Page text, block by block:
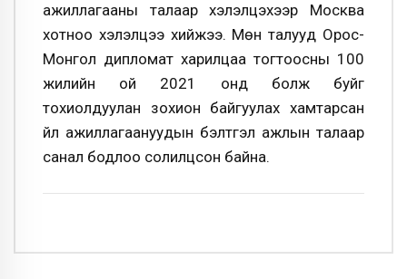
ажиллагааны талаар хэлэлцэхээр Москва
хотноо хэлэлцээ хийжээ. Мөн талууд Орос-
Монгол дипломат харилцаа тогтоосны 100
жилийн ой 2021 онд болж буйг
тохиолдуулан зохион байгуулах хамтарсан
үйл ажиллагаануудын бэлтгэл ажлын талаар
санал бодлоо солилцсон байна.